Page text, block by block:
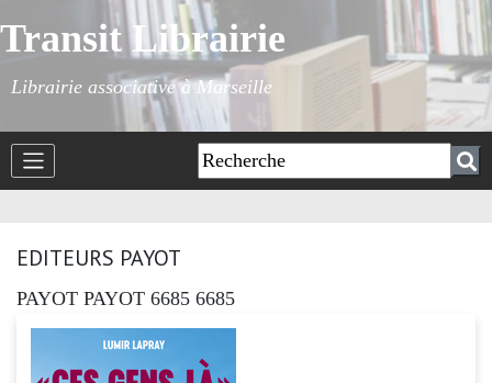
Transit Librairie
Librairie associative à Marseille
EDITEURS PAYOT
PAYOT PAYOT 6685 6685